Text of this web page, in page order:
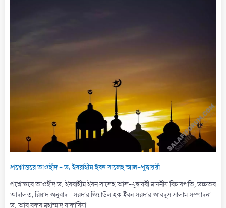
প্রশ্নোত্তরে তাওহীদ - ড. ইবরাহীম ইবন সালেহ আল-খুদ্বায়রী
প্রশ্নোত্তরে তাওহীদ ড. ইবরাহীম ইবন সালেহ আল-খুদ্বায়রী মাননীয় বিচারপতি, উচ্চতর
আদালত, রিয়াদ অনুবাদ : সরদার জিয়াউল হক ইবন সরদার আবদুস সালাম সম্পাদনা :
ড. আবু বকর মুহাম্মাদ যাকারিয়া